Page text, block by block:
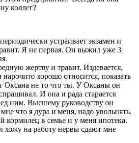
коллег?
устраивает экзамен и
Я не первая. Он выжил уже 3
жертву и травит. Издевается,
хорошо относится, показать
Оксана не то что ты. У Оксаны он
И она и рада старается
ним. Высшему руководству он
что я дура и меня, надо увольнять.
кормилец в семье и у меня ипотека.
хожу на работу нервы сдают мне